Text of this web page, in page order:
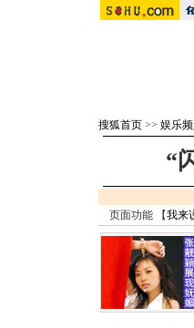
搜狐首页 >> 娱乐
“
页面功能 【我来